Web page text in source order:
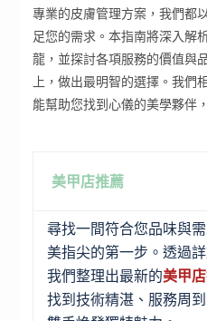
專業的皮膚管理方案，我們都
足您的需求。本指南將深入解
龍，並探討各項服務的價值與
上，做出最明智的選擇。我們
能幫助您找到心儀的美學夥伴
美甲店推薦
尋找一間符合您品味與
美指尖的第一步。透過
我們整理出最新的美甲
找到技術精湛、服務周